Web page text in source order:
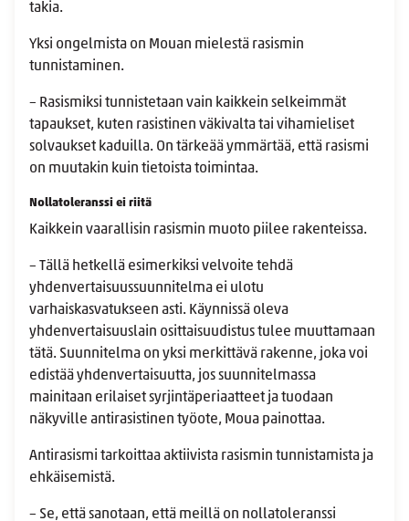
takia.
Yksi ongelmista on Mouan mielestä rasismin
tunnistaminen.
– Rasismiksi tunnistetaan vain kaikkein selkeimmät
tapaukset, kuten rasistinen väkivalta tai vihamieliset
solvaukset kaduilla. On tärkeää ymmärtää, että rasismi
on muutakin kuin tietoista toimintaa.
Nollatoleranssi ei riitä
Kaikkein vaarallisin rasismin muoto piilee rakenteissa.
– Tällä hetkellä esimerkiksi velvoite tehdä
yhdenvertaisuussuunnitelma ei ulotu
varhaiskasvatukseen asti. Käynnissä oleva
yhdenvertaisuuslain osittaisuudistus tulee muuttamaan
tätä. Suunnitelma on yksi merkittävä rakenne, joka voi
edistää yhdenvertaisuutta, jos suunnitelmassa
mainitaan erilaiset syrjintäperiaatteet ja tuodaan
näkyville antirasistinen työote, Moua painottaa.
Antirasismi tarkoittaa aktiivista rasismin tunnistamista ja
ehkäisemistä.
– Se, että sanotaan, että meillä on nollatoleranssi